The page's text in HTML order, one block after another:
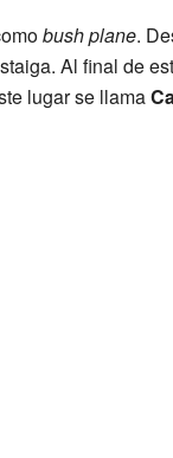
bush plane.
Al final de
lugar se llama